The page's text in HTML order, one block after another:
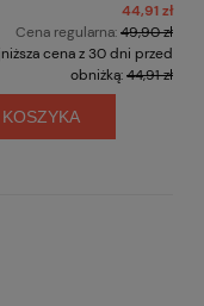
44,91 zł
Cena regularna:49,90 zł
cena z 30 dni przed
obniżką:44,91 zł